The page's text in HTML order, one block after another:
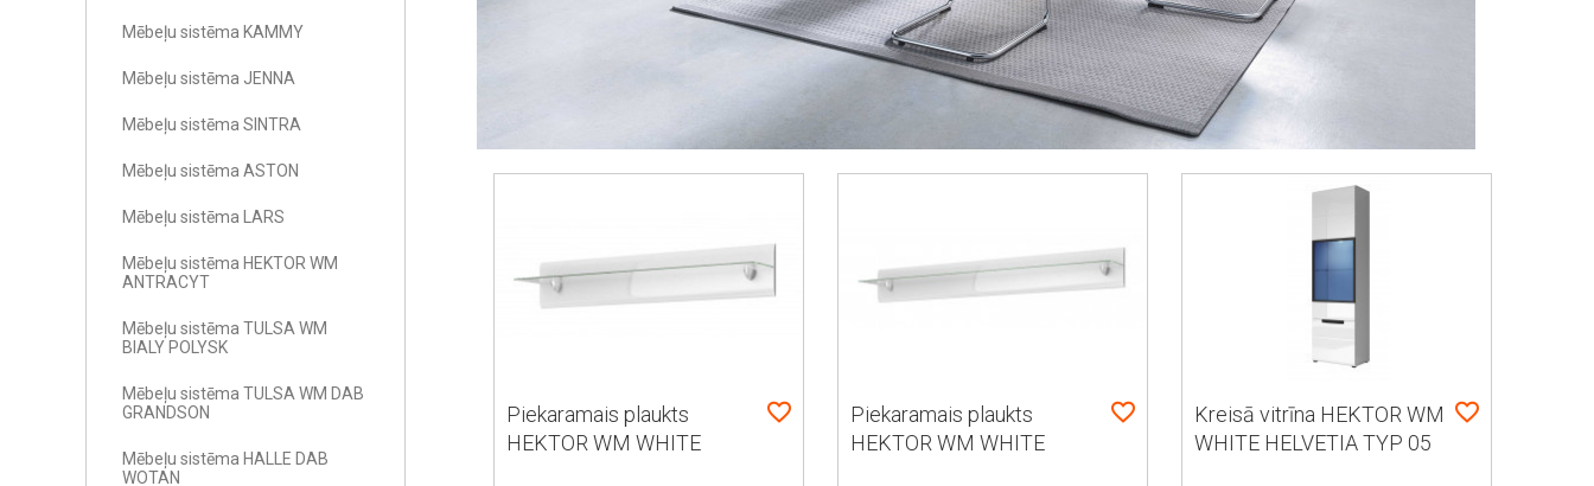
Mēbeļu sistēma KAMMY
Mēbeļu sistēma JENNA
Mēbeļu sistēma SINTRA
Mēbeļu sistēma ASTON
Mēbeļu sistēma LARS
Mēbeļu sistēma HEKTOR WM
ANTRACYT
Mēbeļu sistēma TULSA WM
BIALY POLYSK
Mēbeļu sistēma TULSA WM DAB
GRANDSON
Mēbeļu sistēma HALLE DAB
WOTAN
Piekaramais plaukts
HEKTOR WM WHITE
Piekaramais plaukts
HEKTOR WM WHITE
Kreisā vitrīna HEKTOR WM
WHITE HELVETIA TYP 05